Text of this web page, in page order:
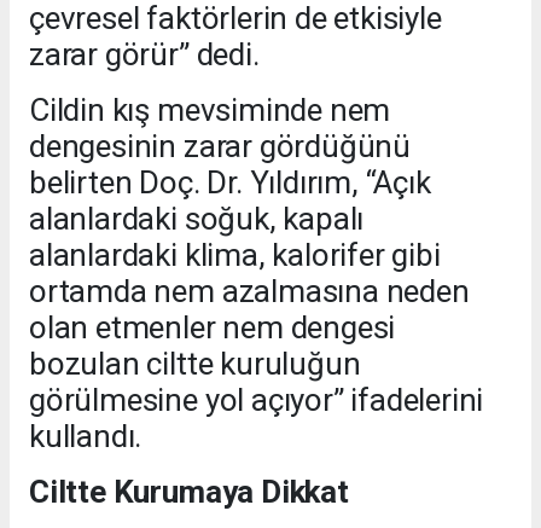
çevresel faktörlerin de etkisiyle
zarar görür” dedi.
Cildin kış mevsiminde nem
dengesinin zarar gördüğünü
belirten Doç. Dr. Yıldırım, “Açık
alanlardaki soğuk, kapalı
alanlardaki klima, kalorifer gibi
ortamda nem azalmasına neden
olan etmenler nem dengesi
bozulan ciltte kuruluğun
görülmesine yol açıyor” ifadelerini
kullandı.
Ciltte Kurumaya Dikkat